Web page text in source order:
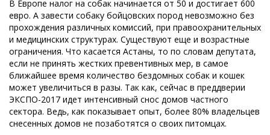
В Европе налог на собак начинается от 50 и достигает 600
евро. А завести собаку бойцовских пород невозможно без
прохождения различных комиссий, при правоохранительных
и медицинских структурах. Существуют еще и возрастные
ограничения. Что касается Астаны, то по словам депутата,
если не принять жестких превентивных мер, в самое
ближайшее время количество бездомных собак и кошек
может увеличиться в разы. Так как, сейчас в преддверии
ЭКСПО-2017 идет интенсивный снос домов частного
сектора. Ведь, как показывает опыт, более 80% владельцев
снесенных домов не позаботятся о своих питомцах.